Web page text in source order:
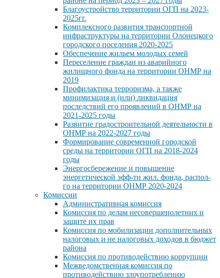
Благоустройство территории ОГП на 2023-
2025гг.
Комплексного развития транспортной
инфраструктуры на территории Олонецкого
городского поселения 2020-2025
Обеспечение жильем молодых семей
Переселение граждан из аварийного
жилищного фонда на территории ОНМР на
2019
Профилактика терроризма, а также
минимизация и (или) ликвидация
последствий его проявлений в ОНМР на
2021-2025 годы
Развитие градостроительной деятельности в
ОНМР на 2022-2027 годы
Формирование современной городской
среды на территории ОГП на 2018-2024
годы
Энергосбережение и повышение
энергетической эфф-ти жил. фонда, распол-
го на территории ОНМР 2020-2024
Комиссии
Административная комиссия
Комиссия по делам несовершенолетних и
защите их прав
Комиссия по мобилизации дополнительных
налоговых и не налоговых доходов в бюджет
района
Комиссия по противодействию коррупции
Межведомственная комиссия по
противодействию злоупотреблению